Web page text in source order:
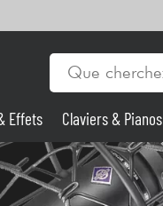
Effets Claviers & Pianos